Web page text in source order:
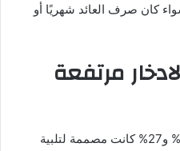
كان صرف العائد شهريًا أو
مرتفعة
الشهادات التي طرحت بعائد 23.5% و27% كانت مصممة لتلبية